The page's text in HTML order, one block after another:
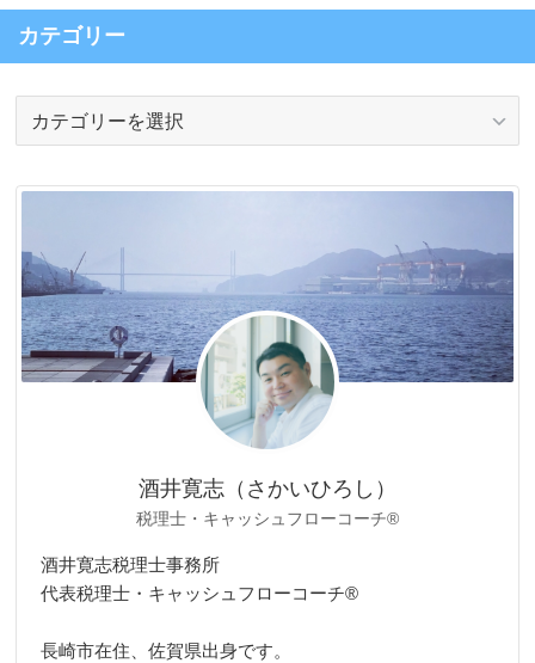
カテゴリー
リ
酒井寛志（さかいひろし）
税理士・キャッシュフローコーチ®
酒井寛志税理士事務所
代表税理士・キャッシュフローコーチ®
長崎市在住、佐賀県出身です。